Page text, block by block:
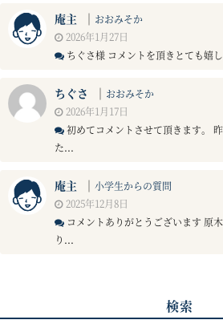
庵主 ｜ おおみそか
2026年1月27日
ちぐさ様 コメントを頂きとても嬉
ちぐさ ｜ おおみそか
2026年1月17日
初めてコメントさせて頂きます。
た...
庵主 ｜ 小学生からの質問
2025年12月8日
コメントありがとうございます 原
り...
検索